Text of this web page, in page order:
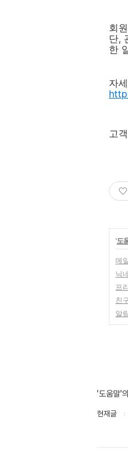
회
단,
한
자
고
'도
메
닉
프
친
알
'도움말'
현재글